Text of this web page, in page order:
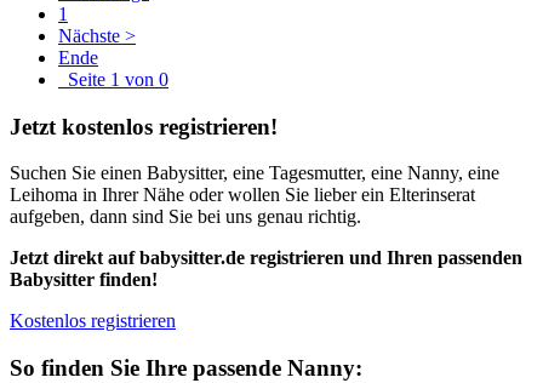
1
Nächste >
Ende
Seite 1 von 0
Jetzt kostenlos registrieren!
Suchen Sie einen Babysitter, eine Tagesmutter, eine Nanny, eine
Leihoma in Ihrer Nähe oder wollen Sie lieber ein Elterinserat
aufgeben, dann sind Sie bei uns genau richtig.
Jetzt direkt auf babysitter.de registrieren und Ihren passenden
Babysitter finden!
Kostenlos registrieren
So finden Sie Ihre passende Nanny: